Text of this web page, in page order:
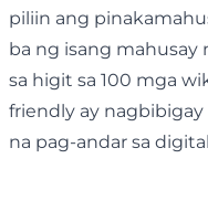
piliin ang
ba ng isang mahusay
sa higit sa 100 mga
friendly ay
na pag-andar sa